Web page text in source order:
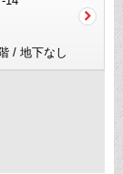
/ 地下なし